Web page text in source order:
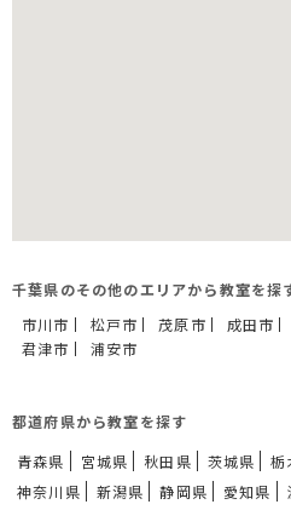
千葉県のその他のエリアから教室を探
市川市
松戸市 茂原市 成田市
君津市
浦安市
都道府県から教室を探す
青森県
宮城県 秋田県 茨城県 栃
神奈川県
新潟県 静岡県 愛知県